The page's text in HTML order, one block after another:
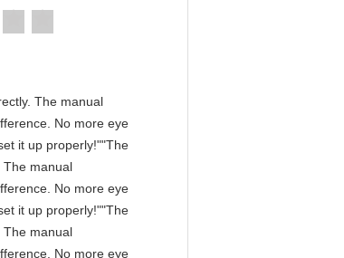
The manual
No more eye
it up properly!""The
The manual
No more eye
it up properly!""The
The manual
No more eye